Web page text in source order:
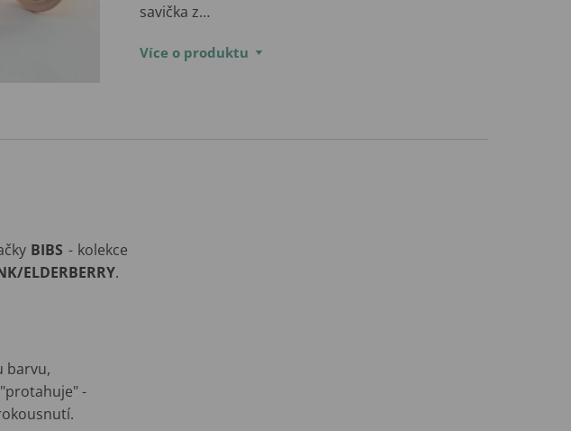
savička z…
Více o produktu
BIBS - kolekce
ELDERBERRY.
barvu,
-